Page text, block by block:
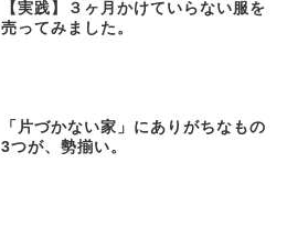
【実践】３ヶ月かけていらない服を
売ってみました。
「片づかない家」にありがちなもの
3つが、勢揃い。